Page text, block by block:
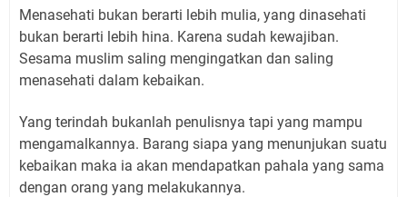
Menasehati bukan berarti lebih mulia, yang dinasehati
bukan berarti lebih hina. Karena sudah kewajiban.
Sesama muslim saling mengingatkan dan saling
menasehati dalam kebaikan.
Yang terindah bukanlah penulisnya tapi yang mampu
mengamalkannya. Barang siapa yang menunjukan suatu
kebaikan maka ia akan mendapatkan pahala yang sama
dengan orang yang melakukannya.